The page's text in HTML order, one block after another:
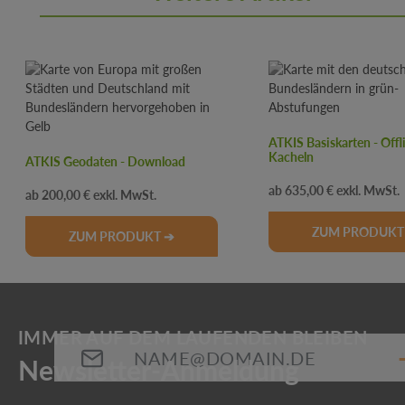
Produktgalerie überspringen
ATKIS Geodaten - Download
Regulärer Preis:
200,00 €
ZUM PRODUKT ➔
ATKIS Basiskarten -
Kacheln
Regulärer Preis:
635,00 €
ZUM
E-Mail-Adresse*